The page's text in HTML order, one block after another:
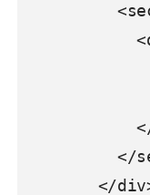
          <section>
            <div class="box">
<h2>タイトル3</
<p>タイトル3の内容
            </div>
          </section>